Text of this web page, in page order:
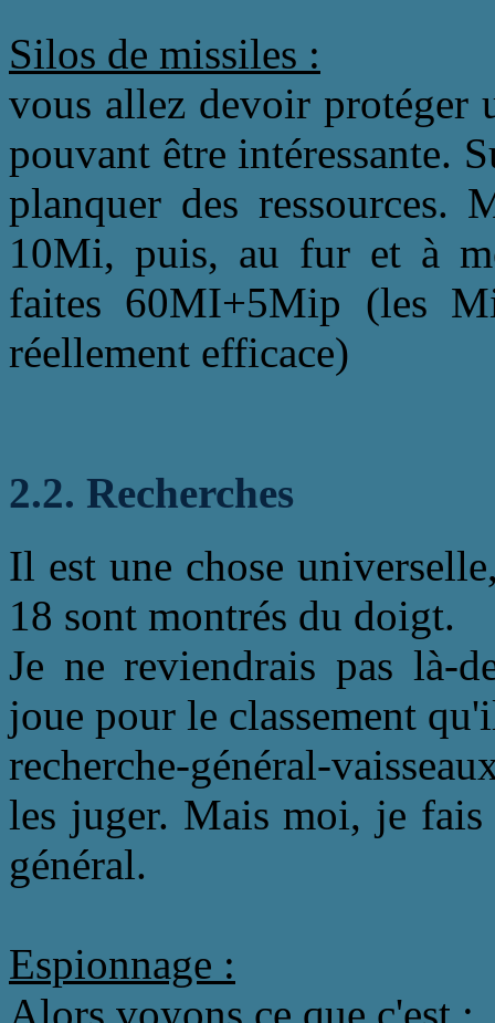
Silos de missiles :
vous allez devoir protéger
pouvant être intéressante.
planquer des
10Mi, puis, au fur et à
faites 60MI+5Mip (les
réellement efficace)
2.2. Recherches
Il est une chose
18 sont montrés du doigt.
Je ne reviendrais pas là-
joue pour le classement
recherche-général-
les juger. Mais moi, je fais
général.
Espionnage :